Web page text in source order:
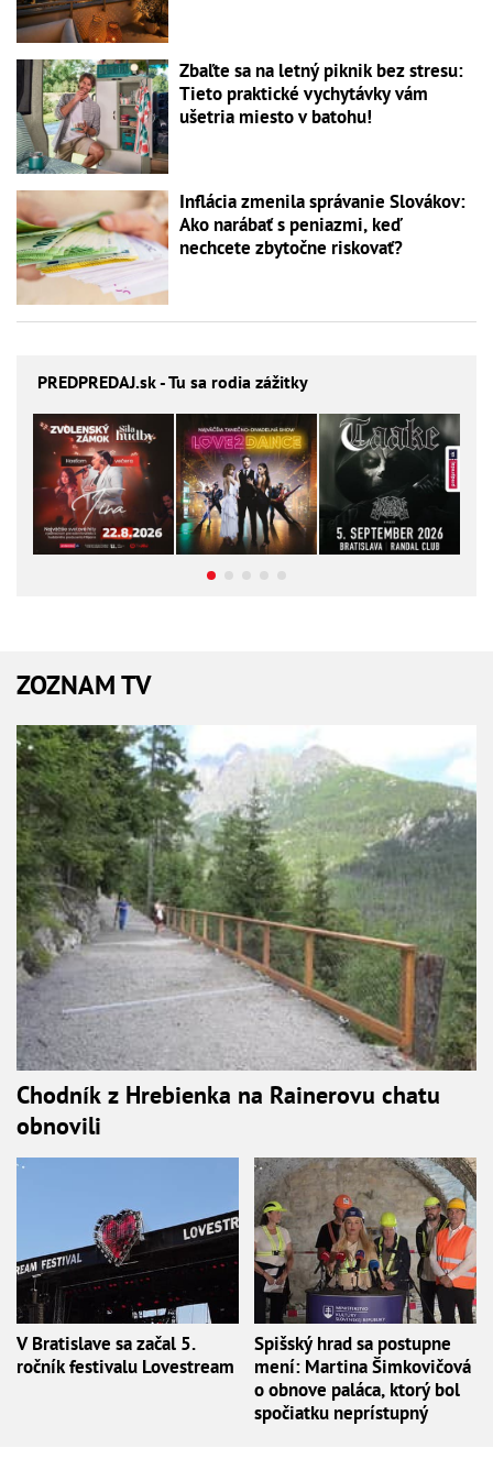
Zbaľte sa na letný piknik bez stresu:
Tieto praktické vychytávky vám
ušetria miesto v batohu!
Inflácia zmenila správanie Slovákov:
Ako narábať s peniazmi, keď
nechcete zbytočne riskovať?
PREDPREDAJ.sk - Tu sa rodia zážitky
ZOZNAM TV
Chodník z Hrebienka na Rainerovu chatu
obnovili
V Bratislave sa začal 5.
ročník festivalu Lovestream
Spišský hrad sa postupne
mení: Martina Šimkovičová
o obnove paláca, ktorý bol
spočiatku neprístupný